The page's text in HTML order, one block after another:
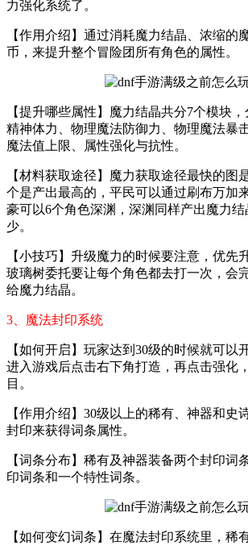
力强化系统了。
【作用介绍】通过消耗魔力结晶、浓缩的
币，来提升整个冒险团所有角色的属性。
【提升哪些属性】魔力结晶共分7个模块，
精神体力、物理魔法防御力、物理魔法暴
魔法值上限、属性强化与抗性。
【材料获取途径】魔力获取途径最快的图
个是产出最高的，平民可以通过刷布万加
豪可以6个角色深渊，深渊同样产出魔力
少。
【小技巧】升级魔力的时候要注意，优先
玻璃树委托要让每个角色都去打一次，会
给魔力结晶。
3、魔法封印系统
【如何开启】玩家达到30级的时候就可以
进入游戏后点击右下角打造，再点击强化
目。
【作用介绍】30级以上的稀有、神器和史
封印来获得词条属性。
【词条分布】稀有及神器装备两个封印词
印词条和一个特性词条。
【如何变幻词条】在魔法封印系统里，稀